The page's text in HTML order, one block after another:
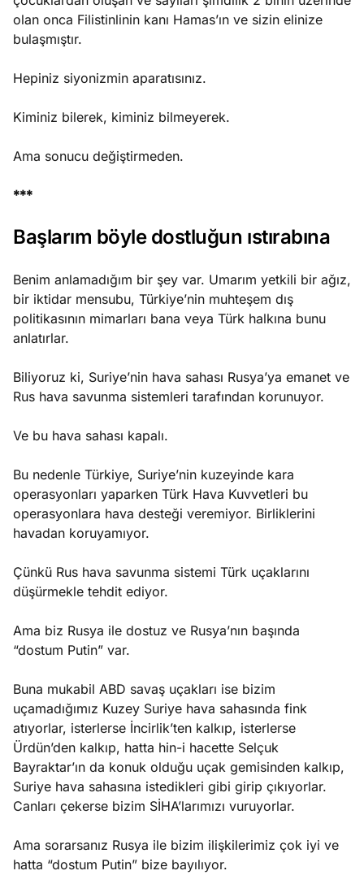
olan onca Filistinlinin kanı Hamas’ın ve sizin elinize
bulaşmıştır.
Hepiniz siyonizmin aparatısınız.
Kiminiz bilerek, kiminiz bilmeyerek.
Ama sonucu değiştirmeden.
***
Başlarım böyle dostluğun ıstırabına
Benim anlamadığım bir şey var. Umarım yetkili bir ağız,
bir iktidar mensubu, Türkiye’nin muhteşem dış
politikasının mimarları bana veya Türk halkına bunu
anlatırlar.
Biliyoruz ki, Suriye’nin hava sahası Rusya’ya emanet ve
Rus hava savunma sistemleri tarafından korunuyor.
Ve bu hava sahası kapalı.
Bu nedenle Türkiye, Suriye’nin kuzeyinde kara
operasyonları yaparken Türk Hava Kuvvetleri bu
operasyonlara hava desteği veremiyor. Birliklerini
havadan koruyamıyor.
Çünkü Rus hava savunma sistemi Türk uçaklarını
düşürmekle tehdit ediyor.
Ama biz Rusya ile dostuz ve Rusya’nın başında
“dostum Putin” var.
Buna mukabil ABD savaş uçakları ise bizim
uçamadığımız Kuzey Suriye hava sahasında fink
atıyorlar, isterlerse İncirlik’ten kalkıp, isterlerse
Ürdün’den kalkıp, hatta hin-i hacette Selçuk
Bayraktar’ın da konuk olduğu uçak gemisinden kalkıp,
Suriye hava sahasına istedikleri gibi girip çıkıyorlar.
Canları çekerse bizim SİHA’larımızı vuruyorlar.
Ama sorarsanız Rusya ile bizim ilişkilerimiz çok iyi ve
hatta “dostum Putin” bize bayılıyor.